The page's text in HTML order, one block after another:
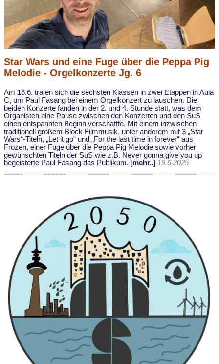
Star Wars und eine Fuge über die Peppa Pig
Melodie - Orgelkonzerte Jg. 6
Am 16.6. trafen sich die sechsten Klassen in zwei Etappen in Aula
C, um Paul Fasang bei einem Orgelkonzert zu lauschen. Die
beiden Konzerte fanden in der 2. und 4. Stunde statt, was dem
Organisten eine Pause zwischen den Konzerten und den SuS
einen entspannten Beginn verschaffte. Mit einem inzwischen
traditionell großem Block Filmmusik, unter anderem mit 3 „Star
Wars“-Titeln, „Let it go“ und „For the last time in forever“ aus
Frozen, einer Fuge über die Peppa Pig Melodie sowie vorher
gewünschten Titeln der SuS wie z.B. Never gonna give you up
begeisterte Paul Fasang das Publikum. [mehr..] 19.6.2025